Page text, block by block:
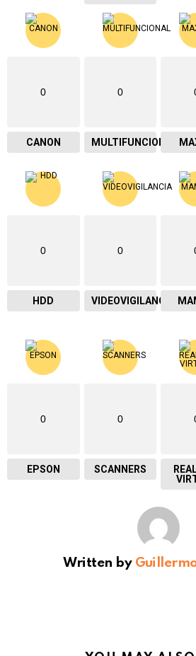
0
CANON
0
MULTIFUNCIONAL
0
HDD
0
VIDEOVIGILANCIA
0
EPSON
0
SCANNERS
Written by